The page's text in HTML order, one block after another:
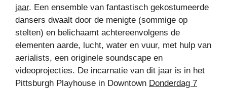
jaar. Een ensemble van fantastisch gekostumeerde
dansers dwaalt door de menigte (sommige op
stelten) en belichaamt achtereenvolgens de
elementen aarde, lucht, water en vuur, met hulp van
aerialists, een originele soundscape en
videoprojecties. De incarnatie van dit jaar is in het
Pittsburgh Playhouse in Downtown Donderdag 7